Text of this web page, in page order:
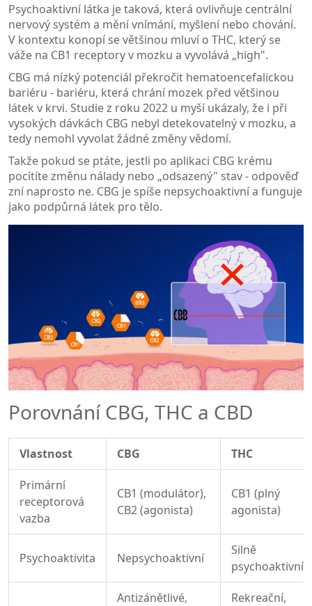
Psychoaktivní látka je taková, která ovlivňuje centrální
nervový systém a mění vnímání, myšlení nebo chování.
V kontextu konopí se většinou mluví o THC, který se
váže na CB1 receptory v mozku a vyvolává „high".
CBG má nízký potenciál překročit hematoencefalickou
bariéru - bariéru, která chrání mozek před většinou
látek v krvi. Studie z roku 2022 u myší ukázaly, že i při
vysokých dávkách CBG nebyl detekovatelný v mozku, a
tedy nemohl vyvolat žádné změny vědomí.
Takže pokud se ptáte, jestli po aplikaci CBG krému
pocítíte změnu nálady nebo „odsazený" stav - odpověď
zní naprosto ne. CBG je spíše nepsychoaktivní a funguje
jako podpůrná látek pro tělo.
Porovnání CBG, THC a CBD
Vlastnost CBG THC
Primární
receptorová
vazba
CB1 (modulátor),
CB2 (agonista)
CB1 (plný
agonista)
Psychoaktivita Nepsychoaktivní
Silně
psychoaktivní
Antizánětlivé,
Rekreační,